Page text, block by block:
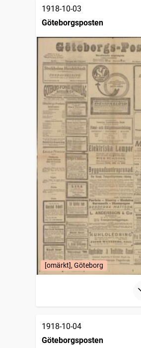
1918-10-03
Göteborgsposten
[omärkt], Göteborg
1918-10-04
Göteborgsposten